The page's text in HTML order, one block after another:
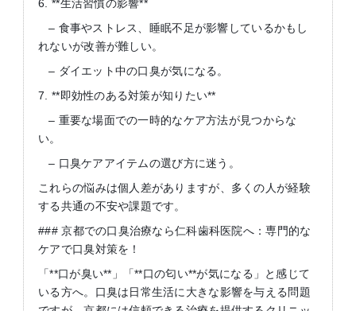
6. **生活習慣の影響**
– 食事やストレス、睡眠不足が影響しているかもし
れないが改善が難しい。
– ダイエット中の口臭が気になる。
7. **即効性のある対策が知りたい**
– 重要な場面での一時的なケア方法が見つからな
い。
– 口臭ケアアイテムの選び方に迷う。
これらの悩みは個人差がありますが、多くの人が経験
する共通の不安や課題です。
### 京都での口臭治療なら仁科歯科医院へ：専門的な
ケアで口臭対策を！
「**口が臭い**」「**口の匂い**が気になる」と感じて
いる方へ。口臭は日常生活に大きな影響を与える問題